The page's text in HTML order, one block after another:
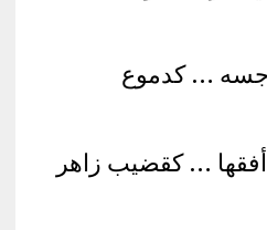
… كدموع
… كقضيب زاهر